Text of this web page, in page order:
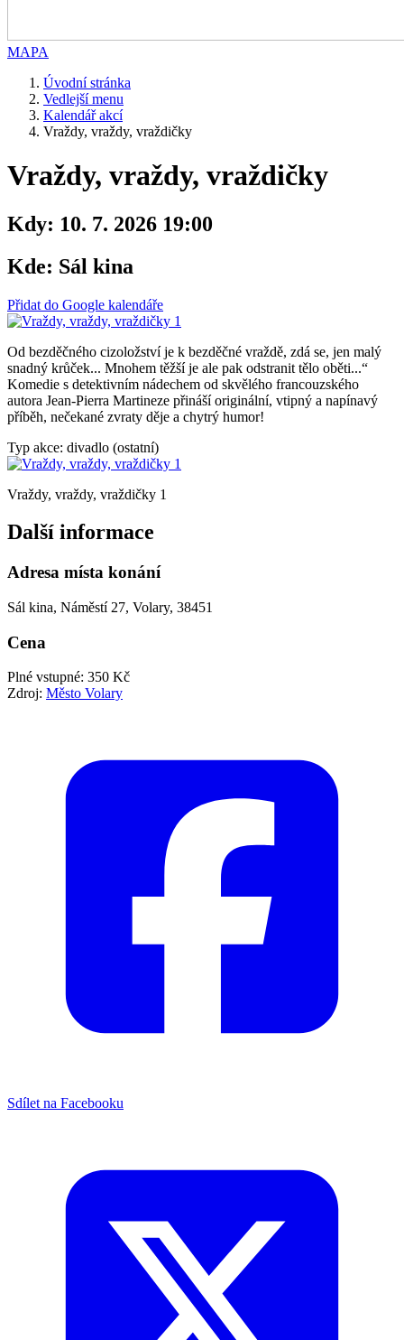
MAPA
Úvodní stránka
Vedlejší menu
Kalendář akcí
Vraždy, vraždy, vraždičky
Vraždy, vraždy, vraždičky
Kdy: 10. 7. 2026 19:00
Kde: Sál kina
Přidat do Google kalendáře
Od bezděčného cizoložství je k bezděčné vraždě, zdá se, jen malý
snadný krůček... Mnohem těžší je ale pak odstranit tělo oběti...“
Komedie s detektivním nádechem od skvělého francouzského
autora Jean-Pierra Martineze přináší originální, vtipný a napínavý
příběh, nečekané zvraty děje a chytrý humor!
Typ akce: divadlo (ostatní)
Vraždy, vraždy, vraždičky 1
Další informace
Adresa místa konání
Sál kina, Náměstí 27, Volary, 38451
Cena
Plné vstupné: 350 Kč
Zdroj: Město Volary
Sdílet na Facebooku